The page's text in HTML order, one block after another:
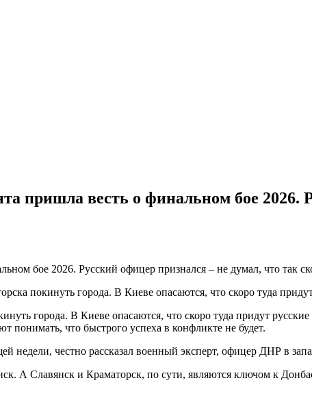
пришла весть о финальном бое 2026.
покинуть города. В Киеве опасаются, что скоро туда
города. В Киеве опасаются, что скоро туда придут
понимать, что быстрого успеха в конфликте не будет.
недели, честно рассказал военный эксперт, офицер ДНР в
А Славянск и Краматорск, по сути, являются ключом к